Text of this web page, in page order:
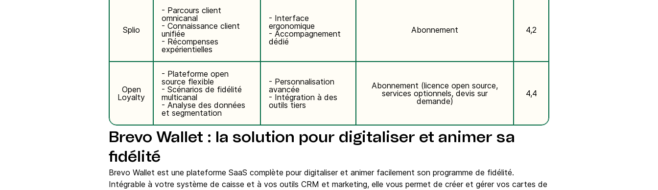
Splio
- Parcours client
omnicanal
- Connaissance client
unifiée
- Récompenses
expérientielles
- Interface
ergonomique
- Accompagnement
dédié
Abonnement 4,2
Open
Loyalty
- Plateforme open
source flexible
- Scénarios de fidélité
multicanal
- Analyse des données
et segmentation
- Personnalisation
avancée
- Intégration à des
outils tiers
Abonnement (licence open source,
services optionnels, devis sur
demande)
4,4
Brevo Wallet : la solution pour digitaliser et animer sa
fidélité
Brevo Wallet est une plateforme SaaS complète pour digitaliser et animer facilement son programme de fidélité.
Intégrable à votre système de caisse et à vos outils CRM et marketing, elle vous permet de créer et gérer vos cartes de